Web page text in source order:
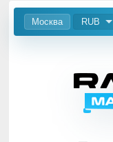
Москва RUB